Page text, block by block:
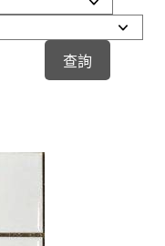
號@a0975005573
樂華夜市口)門口可
請親愛的客戶加入
號@a0975005573